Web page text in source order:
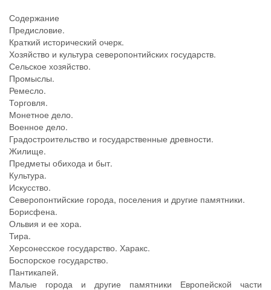
Содержание
Предисловие.
Краткий исторический очерк.
Хозяйство и культура северопонтийских государств.
Сельское хозяйство.
Промыслы.
Ремесло.
Торговля.
Монетное дело.
Военное дело.
Градостроительство и государственные древности.
Жилище.
Предметы обихода и быт.
Культура.
Искусство.
Северопонтийские города, поселения и другие памятники.
Борисфена.
Ольвия и ее хора.
Тира.
Херсонесское государство. Харакс.
Боспорское государство.
Пантикапей.
Малые города и другие памятники Европейской части